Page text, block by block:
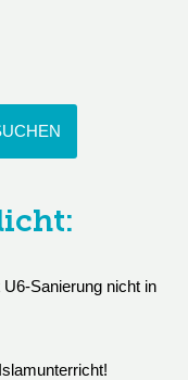
Sanierung nicht in